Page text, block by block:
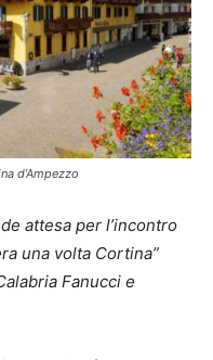
d’Ampezzo
attesa per l’incontro
una volta Cortina”
Fanucci e